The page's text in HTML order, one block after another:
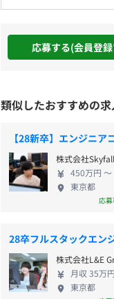
応募する(会員登
類似したおすすめの
【28新卒】エンジニア
株式会社Skyfall
450万円 〜
東京都
応
28卒フルスタックエン
株式会社L&E
月収 35万円
東京都